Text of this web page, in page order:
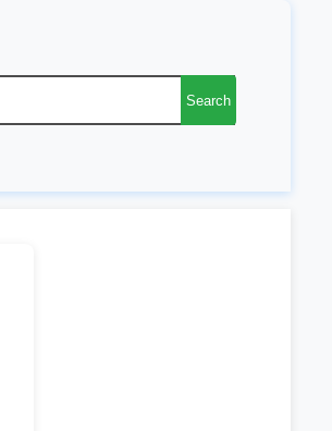
Search